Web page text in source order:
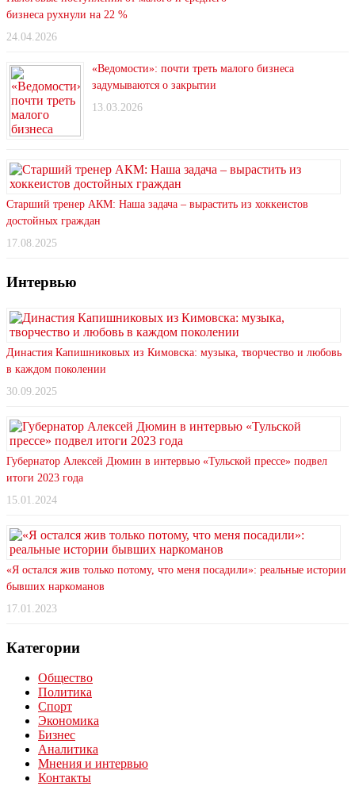
бизнеса рухнули на 22 %
24.04.2026
«Ведомости»: почти треть малого бизнеса
задумываются о закрытии
13.03.2026
Старший тренер АКМ: Наша задача – вырастить из хоккеистов
достойных граждан
17.08.2025
Интервью
Династия Капишниковых из Кимовска: музыка, творчество и любовь
в каждом поколении
30.09.2025
Губернатор Алексей Дюмин в интервью «Тульской прессе» подвел
итоги 2023 года
15.01.2024
«Я остался жив только потому, что меня посадили»: реальные истории
бывших наркоманов
17.01.2023
Категории
Общество
Политика
Спорт
Экономика
Бизнес
Аналитика
Мнения и интервью
Контакты